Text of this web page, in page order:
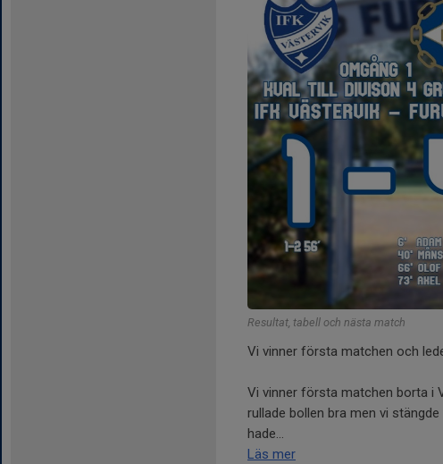
Resultat, tabell och nästa match
Vi vinner första matchen och
Vi vinner första matchen borta i
rullade bollen bra men vi
hade...
Läs mer